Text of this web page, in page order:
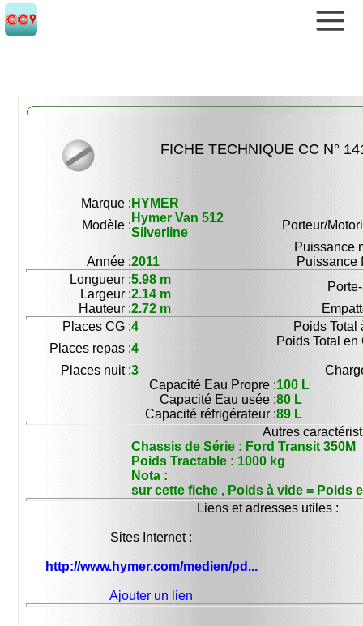
FICHE TECHNIQUE CC N°
Marque : HYMER
Modèle :
Hymer Van 512
Silverline
Porteur/
Puissance
Année :2011
Puissance
Longueur :5.98 m
Largeur :2.14 m
Hauteur :2.72 m
Places CG :4
Poids Total
Places repas :4
Poids Total en
Places nuit :3
Capacité Eau Propre :100 L
Capacité Eau usée :80 L
Capacité réfrigérateur :89 L
Autres
Chassis de Série : Ford Transit 350M
Poids Tractable : 1000 kg
Nota :
sur cette fiche , Poids à vide = Poids
Liens et adresses utiles :
Sites Internet :
http://www.hymer.com/medien/pd...
Ajouter un lien